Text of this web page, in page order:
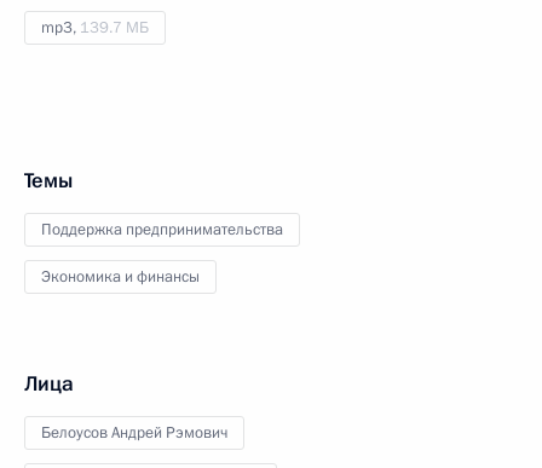
mp3, 139.7 МБ
Темы
Поддержка предпринимательства
Экономика и финансы
Лица
Белоусов Андрей Рэмович